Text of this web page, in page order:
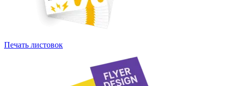
Печать листовок